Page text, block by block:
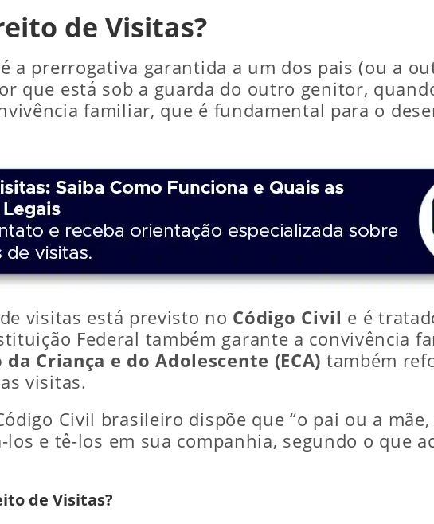
de Visitas?
a prerrogativa garantida a um dos pais (ou a
que está sob a guarda do outro genitor,
familiar, que é fundamental para o
visitas está previsto no Código Civil e é
Federal também garante a convivência
Criança e do Adolescente (ECA) também
visitas.
Civil brasileiro dispõe que “o pai ou a
e tê-los em sua companhia, segundo o que
de Visitas?